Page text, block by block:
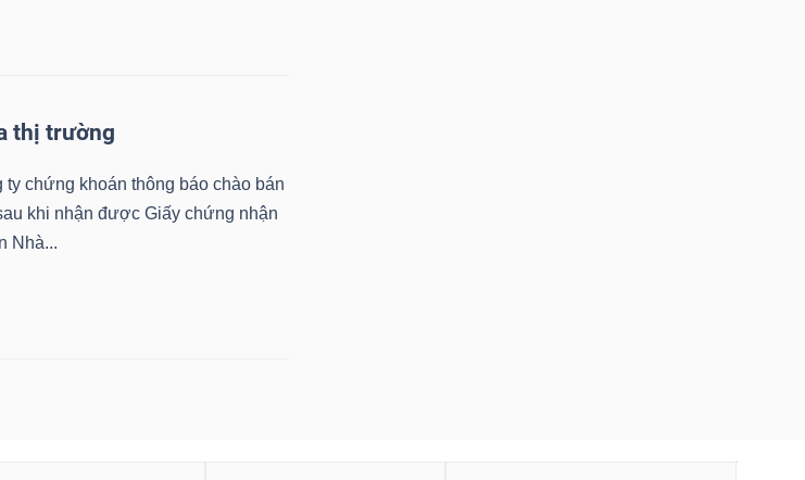
thị trường
chứng khoán thông báo chào bán
khi nhận được Giấy chứng nhận
Nhà...